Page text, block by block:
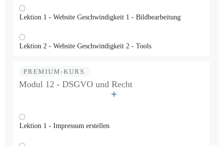
Lektion 1 - Website Geschwindigkeit 1 - Bildbearbeitung
Lektion 2 - Website Geschwindigkeit 2 - Tools
PREMIUM-KURS
Modul 12 - DSGVO und Recht
Lektion 1 - Impressum erstellen